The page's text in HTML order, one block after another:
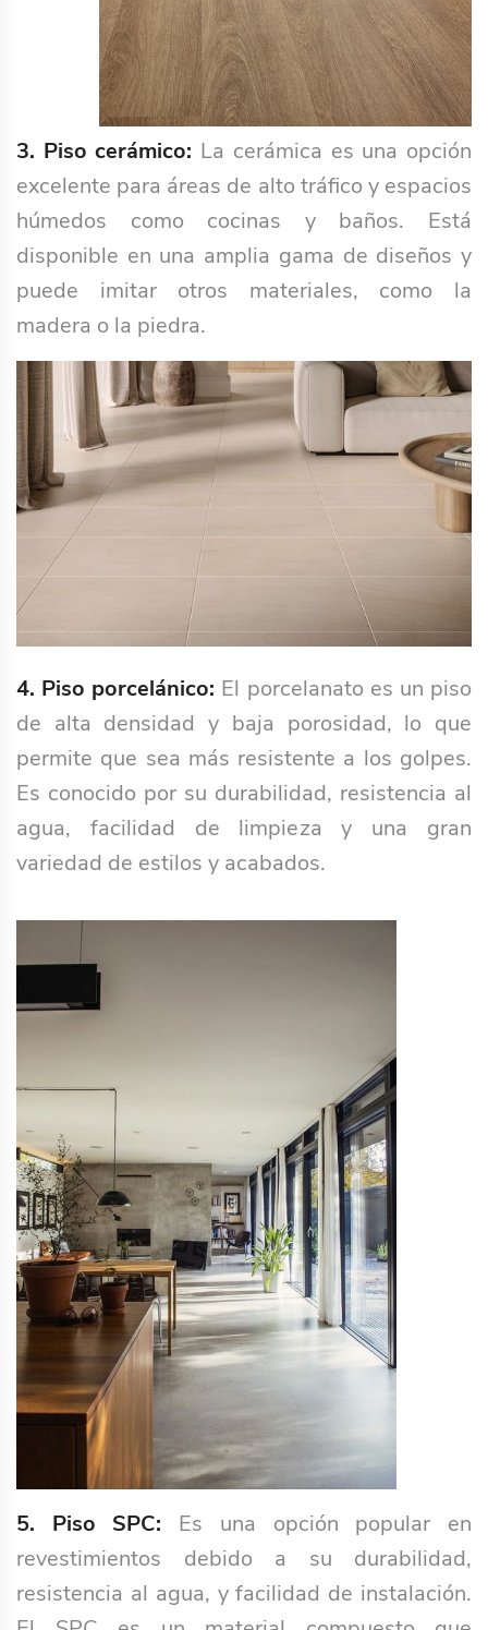
3. Piso cerámico: La cerámica es una opción
excelente para áreas de alto tráfico y espacios
húmedos como cocinas y baños. Está
disponible en una amplia gama de diseños y
puede imitar otros materiales, como la
madera o la piedra.
4. Piso porcelánico: El porcelanato es un piso
de alta densidad y baja porosidad, lo que
permite que sea más resistente a los golpes.
Es conocido por su durabilidad, resistencia al
agua, facilidad de limpieza y una gran
variedad de estilos y acabados.
5. Piso SPC: Es una opción popular en
revestimientos debido a su durabilidad,
resistencia al agua, y facilidad de instalación.